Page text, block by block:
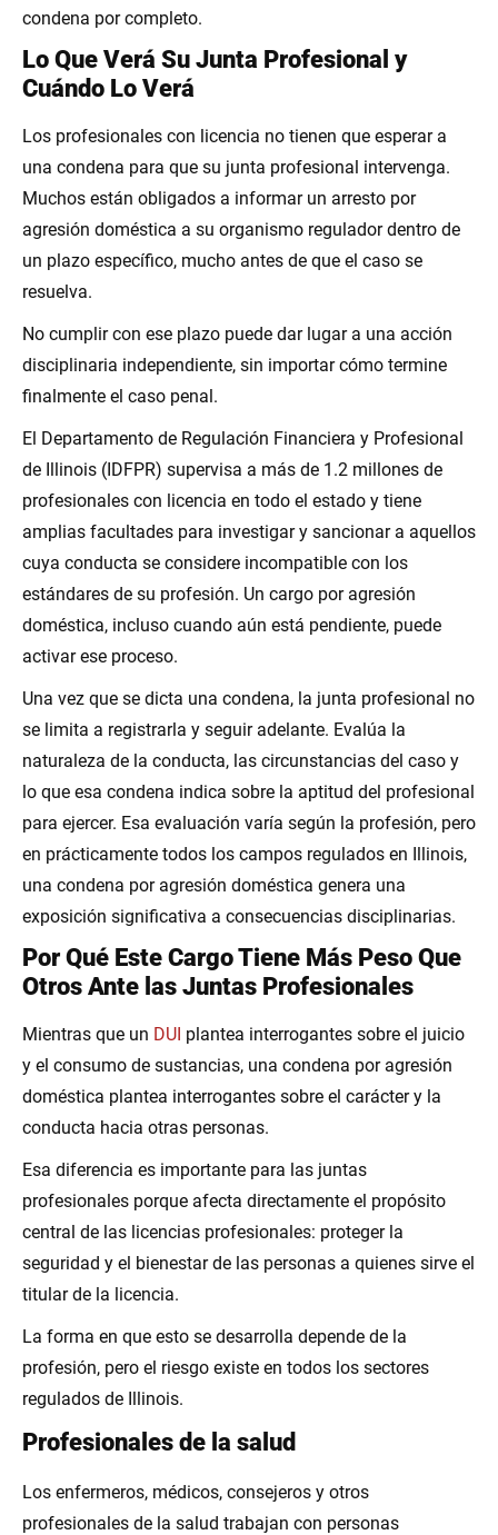
condena por completo.
Lo Que Verá Su Junta Profesional y
Cuándo Lo Verá
Los profesionales con licencia no tienen que esperar a
una condena para que su junta profesional intervenga.
Muchos están obligados a informar un arresto por
agresión doméstica a su organismo regulador dentro de
un plazo específico, mucho antes de que el caso se
resuelva.
No cumplir con ese plazo puede dar lugar a una acción
disciplinaria independiente, sin importar cómo termine
finalmente el caso penal.
El Departamento de Regulación Financiera y Profesional
de Illinois (IDFPR) supervisa a más de 1.2 millones de
profesionales con licencia en todo el estado y tiene
amplias facultades para investigar y sancionar a aquellos
cuya conducta se considere incompatible con los
estándares de su profesión. Un cargo por agresión
doméstica, incluso cuando aún está pendiente, puede
activar ese proceso.
Una vez que se dicta una condena, la junta profesional no
se limita a registrarla y seguir adelante. Evalúa la
naturaleza de la conducta, las circunstancias del caso y
lo que esa condena indica sobre la aptitud del profesional
para ejercer. Esa evaluación varía según la profesión, pero
en prácticamente todos los campos regulados en Illinois,
una condena por agresión doméstica genera una
exposición significativa a consecuencias disciplinarias.
Por Qué Este Cargo Tiene Más Peso Que
Otros Ante las Juntas Profesionales
Mientras que un DUI plantea interrogantes sobre el juicio
y el consumo de sustancias, una condena por agresión
doméstica plantea interrogantes sobre el carácter y la
conducta hacia otras personas.
Esa diferencia es importante para las juntas
profesionales porque afecta directamente el propósito
central de las licencias profesionales: proteger la
seguridad y el bienestar de las personas a quienes sirve el
titular de la licencia.
La forma en que esto se desarrolla depende de la
profesión, pero el riesgo existe en todos los sectores
regulados de Illinois.
Profesionales de la salud
Los enfermeros, médicos, consejeros y otros
profesionales de la salud trabajan con personas